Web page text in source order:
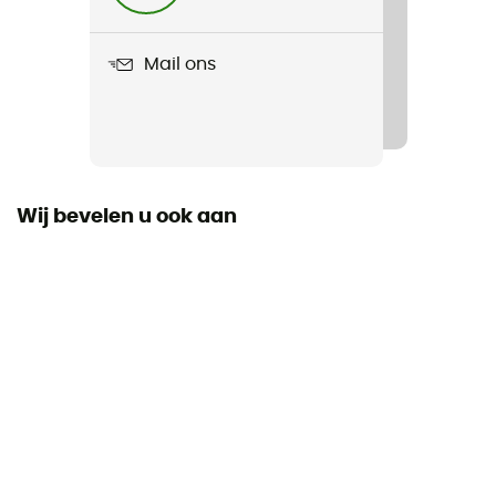
pasvorm / Geborsteld materiaal met goede
Mail ons
Wij bevelen u ook aan